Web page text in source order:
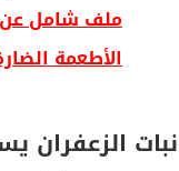
ملف شامل عن
الأطعمة
نبات الزعفران